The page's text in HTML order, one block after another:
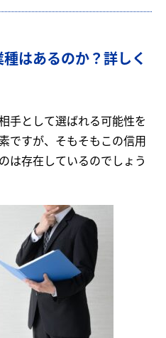
はあるのか？詳しく
手として選ばれる可能性を
ですが、そもそもこの信用
は存在しているのでしょう